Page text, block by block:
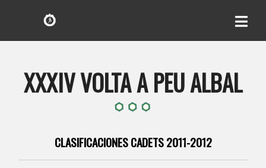
XXXIV VOLTA A PEU ALBAL
CLASIFICACIONES CADETS 2011-2012